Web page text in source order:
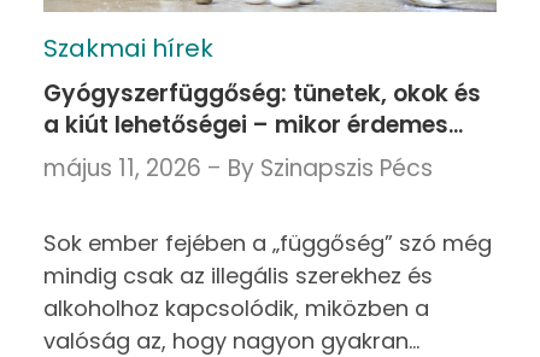
Szakmai hírek
Gyógyszerfüggőség: tünetek, okok és
a kiút lehetőségei – mikor érdemes
addiktológushoz fordulni?
május 11, 2026 By Szinapszis Pécs
Sok ember fejében a „függőség” szó még
mindig csak az illegális szerekhez és
alkoholhoz kapcsolódik, miközben a
valóság az, hogy nagyon gyakran